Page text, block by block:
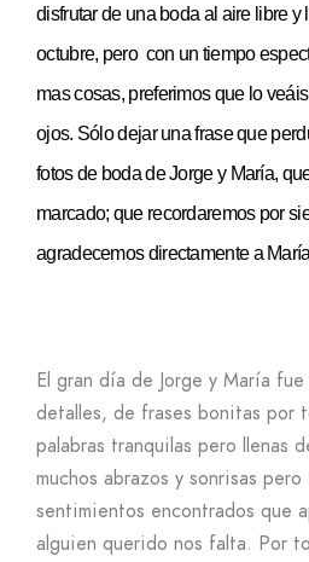
disfrutar de una boda al aire libre
octubre, pero con un tiempo
mas cosas, preferimos que lo
ojos. Sólo dejar una frase que
fotos de boda de Jorge y María,
marcado; que recordaremos por
agradecemos directamente a
El gran día de Jorge y María
detalles, de frases bonitas por
palabras tranquilas pero llenas
muchos abrazos y sonrisas
sentimientos encontrados que
alguien querido nos falta. Por